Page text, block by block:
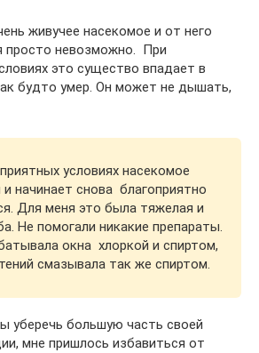
живучее насекомое и от него
просто невозможно. При
это существо впадает в
будто умер. Он может не дышать,
условиях насекомое
начинает снова благоприятно
Для меня это была тяжелая и
Не помогали никакие препараты.
окна хлоркой и спиртом,
смазывала так же спиртом.
уберечь большую часть своей
мне пришлось избавиться от